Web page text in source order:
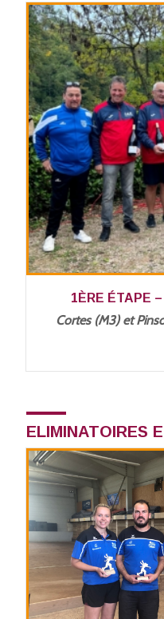
1ÈRE ÉTAPE
Cortes (M3) et
ELIMINATOIRES